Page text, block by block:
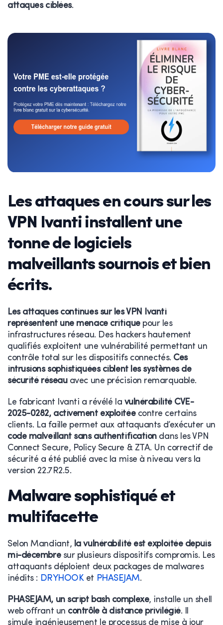
attaques ciblées.
Les attaques en cours sur les
VPN Ivanti installent une
tonne de logiciels
malveillants sournois et bien
écrits.
Les attaques continues sur les VPN Ivanti
représentent une menace critiquepour les
infrastructures réseau. Des hackers hautement
qualifiés exploitent une vulnérabilité permettant un
contrôle total sur les dispositifs connectés. Ces
intrusions sophistiquées ciblent les systèmes de
sécurité réseauavec une précision remarquable.
Le fabricant Ivanti a révélé la vulnérabilité CVE-
2025-0282, activement exploitéecontre certains
clients. La faille permet aux attaquants d’exécuter un
code malveillant sans authentificationdans les VPN
Connect Secure, Policy Secure & ZTA. Un correctif de
sécurité a été publié avec la mise à niveau vers la
version 22.7R2.5.
Malware sophistiqué et
multifacette
Selon Mandiant, la vulnérabilité est exploitée depuis
mi-décembresur plusieurs dispositifs compromis. Les
attaquants déploient deux packages de malwares
inédits : DRYHOOKet PHASEJAM.
PHASEJAM, un script bash complexe, installe un shell
web offrant un contrôle à distance privilégié. Il
simule ingénieusement le processus de mise à jour